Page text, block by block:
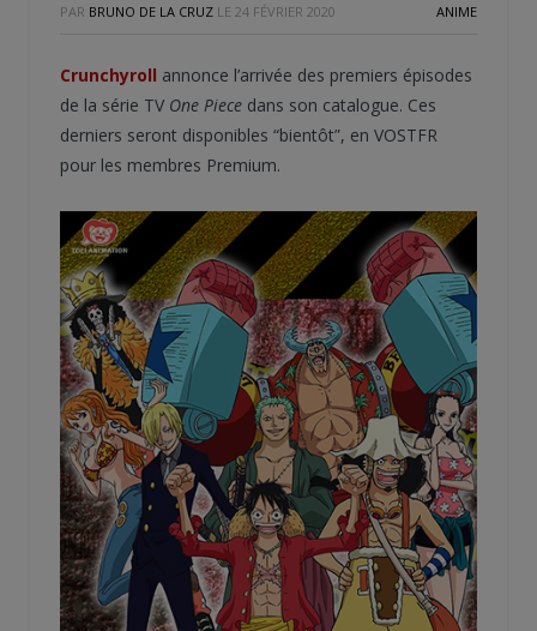
PAR BRUNO DE LA CRUZ LE 24 FÉVRIER 2020 ANIME
Crunchyroll annonce l’arrivée des premiers épisodes
de la série TV One Piece dans son catalogue. Ces
derniers seront disponibles “bientôt”, en VOSTFR
pour les membres Premium.